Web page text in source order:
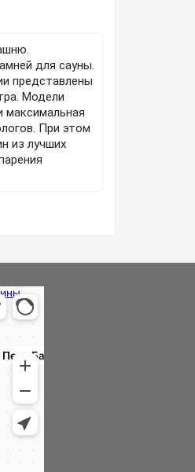
для сауны.
представлены
Модели
максимальная
При этом
из лучших